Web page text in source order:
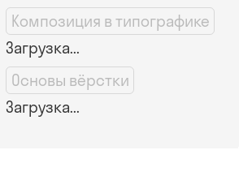
Композиция в типографике
Загрузка...
Основы вёрстки
Загрузка...